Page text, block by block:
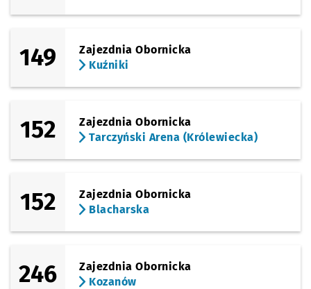
149
Zajezdnia Obornicka
Kuźniki
152
Zajezdnia Obornicka
Tarczyński Arena (Królewiecka)
152
Zajezdnia Obornicka
Blacharska
246
Zajezdnia Obornicka
Kozanów